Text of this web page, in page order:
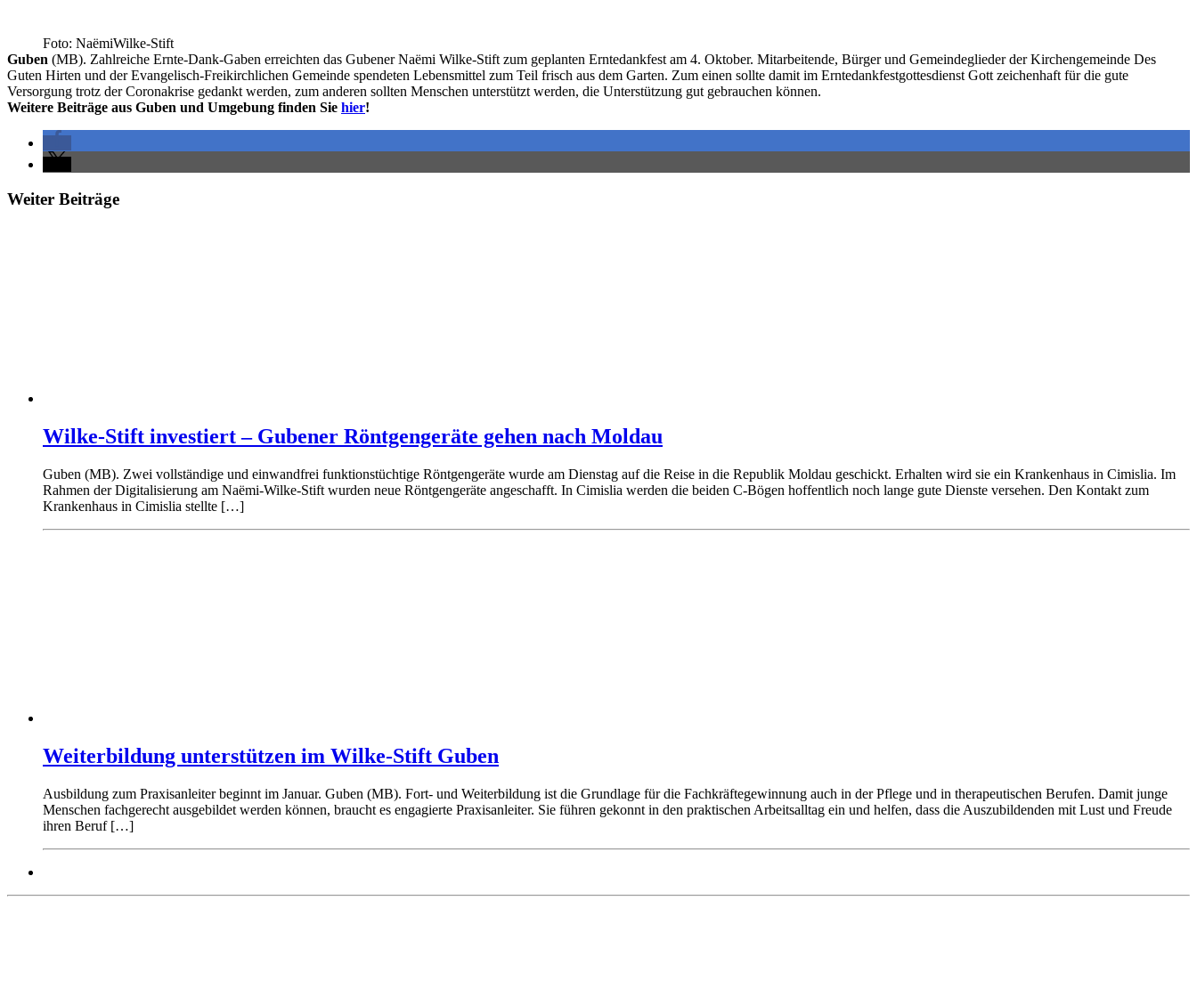
Foto: NaëmiWilke-Stift
Guben (MB). Zahlreiche Ernte-Dank-Gaben erreichten das Gubener Naëmi Wilke-Stift zum geplanten Erntedankfest am 4. Oktober. Mitarbeitende, Bürger und Gemeindeglieder der Kirchengemeinde Des
Guten Hirten und der Evangelisch-Freikirchlichen Gemeinde spendeten Lebensmittel zum Teil frisch aus dem Garten. Zum einen sollte damit im Erntedankfestgottesdienst Gott zeichenhaft für die gute
Versorgung trotz der Coronakrise gedankt werden, zum anderen sollten Menschen unterstützt werden, die Unterstützung gut gebrauchen können.
Weitere Beiträge aus Guben und Umgebung finden Sie hier!
Weiter Beiträge
Wilke-Stift investiert – Gubener Röntgengeräte gehen nach Moldau
Guben (MB). Zwei vollständige und einwandfrei funktionstüchtige Röntgengeräte wurde am Dienstag auf die Reise in die Republik Moldau geschickt. Erhalten wird sie ein Krankenhaus in Cimislia. Im
Rahmen der Digitalisierung am Naëmi-Wilke-Stift wurden neue Röntgengeräte angeschafft. In Cimislia werden die beiden C-Bögen hoffentlich noch lange gute Dienste versehen. Den Kontakt zum
Krankenhaus in Cimislia stellte […]
Weiterbildung unterstützen im Wilke-Stift Guben
Ausbildung zum Praxisanleiter beginnt im Januar. Guben (MB). Fort- und Weiterbildung ist die Grundlage für die Fachkräftegewinnung auch in der Pflege und in therapeutischen Berufen. Damit junge
Menschen fachgerecht ausgebildet werden können, braucht es engagierte Praxisanleiter. Sie führen gekonnt in den praktischen Arbeitsalltag ein und helfen, dass die Auszubildenden mit Lust und Freude
ihren Beruf […]